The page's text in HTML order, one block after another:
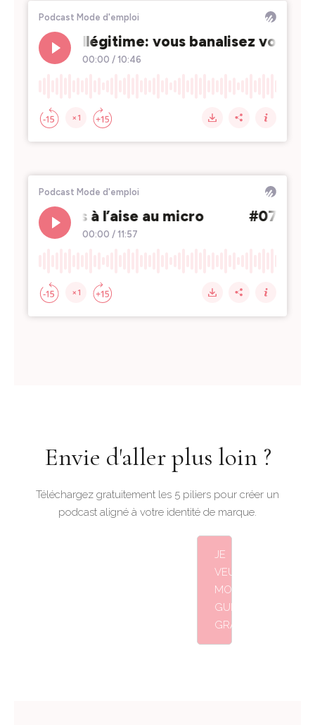
Envie d'aller plus loin ?
Téléchargez gratuitement les 5 piliers pour créer un
podcast aligné à votre identité de marque.
JE
VEUX
MON
GUIDE
GRATUIT